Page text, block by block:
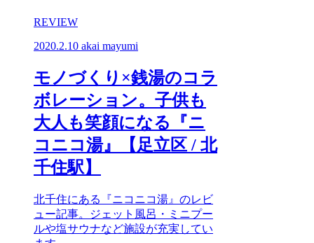
REVIEW
2020.2.10 akai mayumi
モノづくり×銭湯のコラ
ボレーション。子供も
大人も笑顔になる『ニ
コニコ湯』【足立区 / 北
千住駅】
北千住にある『ニコニコ湯』のレビ
ュー記事。ジェット風呂・ミニプー
ルや塩サウナなど施設が充実してい